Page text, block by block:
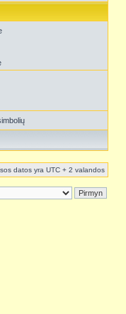
datos yra UTC + 2 valandos